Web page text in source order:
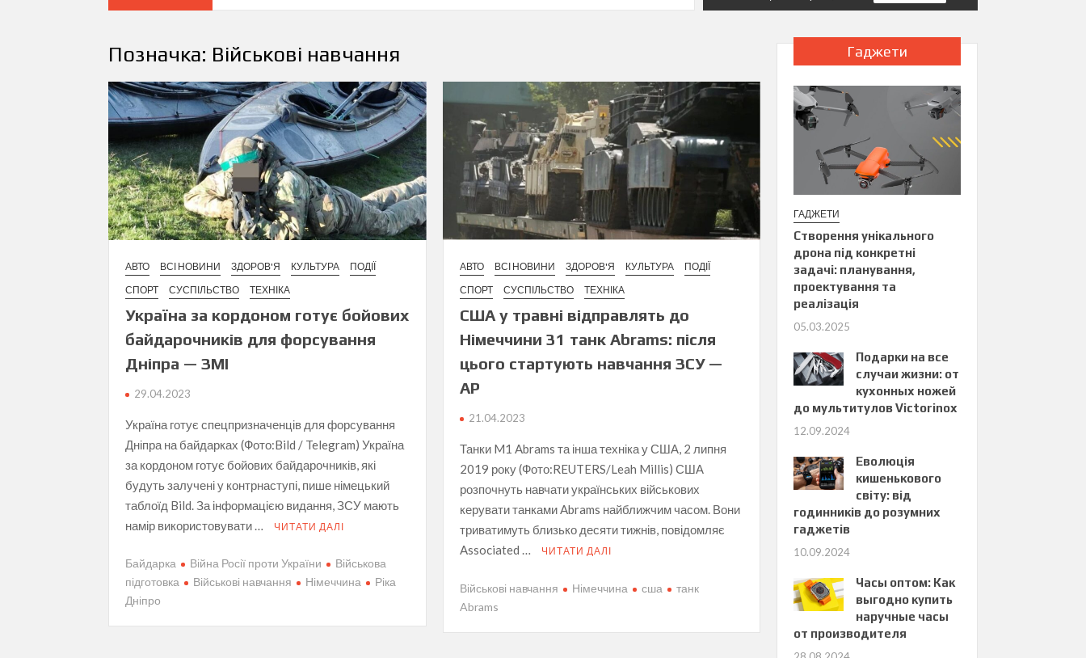
Позначка: Військові навчання
АВТО ВСІ НОВИНИ ЗДОРОВ'Я КУЛЬТУРА
ПОДІЇ
СПОРТ
СУСПІЛЬСТВО ТЕХНІКА
Україна за кордоном готує бойових
байдарочників для форсування
Дніпра — ЗМІ
29.04.2023
Україна готує спецпризначенців для форсування
Дніпра на байдарках (Фото:Bild / Telegram) Україна
за кордоном готує бойових байдарочників, які
будуть залучені у контрнаступі, пише німецький
таблоїд Bild. За інформацією видання, ЗСУ мають
намір використовувати …
ЧИТАТИ ДАЛІ
Байдарка Війна Росії проти України
Військова
підготовка
Військові навчання Німеччина
Ріка
Дніпро
АВТО ВСІ НОВИНИ ЗДОРОВ'Я КУЛЬТУРА
ПОДІЇ
СПОРТ
СУСПІЛЬСТВО ТЕХНІКА
США у травні відправлять до
Німеччини 31 танк Abrams: після
цього стартують навчання ЗСУ —
AP
21.04.2023
Танки M1 Abrams та інша техніка у США, 2 липня
2019 року (Фото:REUTERS/Leah Millis) США
розпочнуть навчати українських військових
керувати танками Abrams найближчим часом. Вони
триватимуть близько десяти тижнів, повідомляє
Associated …
ЧИТАТИ ДАЛІ
Військові навчання Німеччина сша
танк
Abrams
Гаджети
ГАДЖЕТИ
Створення унікального
дрона під конкретні
задачі: планування,
проектування та
реалізація
05.03.2025
Подарки на все
случаи жизни: от
кухонных ножей
до мультитулов Victorinox
12.09.2024
Еволюція
кишенькового
світу: від
годинників до розумних
гаджетів
10.09.2024
Часы оптом: Как
выгодно купить
наручные часы
от производителя